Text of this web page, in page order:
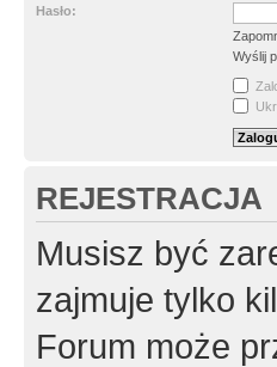
Hasło:
Wyślij
REJESTRACJA
Musisz być
zajmuje tylko
Forum może